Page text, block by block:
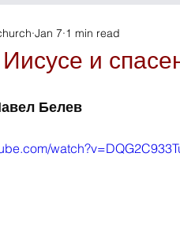
отчёт События
и
Jan 7 1 min read
Белев